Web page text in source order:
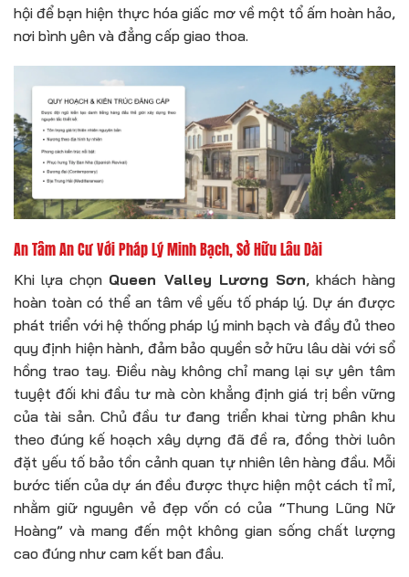
hội để bạn hiện thực hóa giấc mơ về một tổ ấm hoàn hảo,
nơi bình yên và đẳng cấp giao thoa.
An Tâm An Cư Với Pháp Lý Minh Bạch, Sở Hữu Lâu Dài
Khi lựa chọn Queen Valley Lương Sơn, khách hàng
hoàn toàn có thể an tâm về yếu tố pháp lý. Dự án được
phát triển với hệ thống pháp lý minh bạch và đầy đủ theo
quy định hiện hành, đảm bảo quyền sở hữu lâu dài với sổ
hồng trao tay. Điều này không chỉ mang lại sự yên tâm
tuyệt đối khi đầu tư mà còn khẳng định giá trị bền vững
của tài sản. Chủ đầu tư đang triển khai từng phân khu
theo đúng kế hoạch xây dựng đã đề ra, đồng thời luôn
đặt yếu tố bảo tồn cảnh quan tự nhiên lên hàng đầu. Mỗi
bước tiến của dự án đều được thực hiện một cách tỉ mỉ,
nhằm giữ nguyên vẻ đẹp vốn có của “Thung Lũng Nữ
Hoàng” và mang đến một không gian sống chất lượng
cao đúng như cam kết ban đầu.